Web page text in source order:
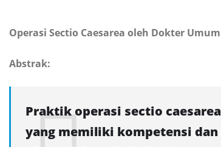
Operasi Sectio Caesarea oleh Dokter
Abstrak:
Praktik operasi sectio
yang memiliki kompetensi dan